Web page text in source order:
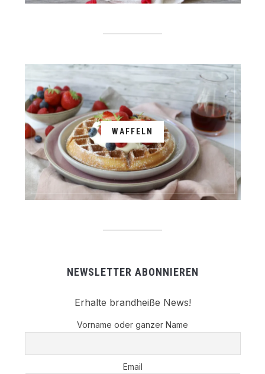
WAFFELN
NEWSLETTER ABONNIEREN
Erhalte brandheiße News!
Vorname oder ganzer Name
Email